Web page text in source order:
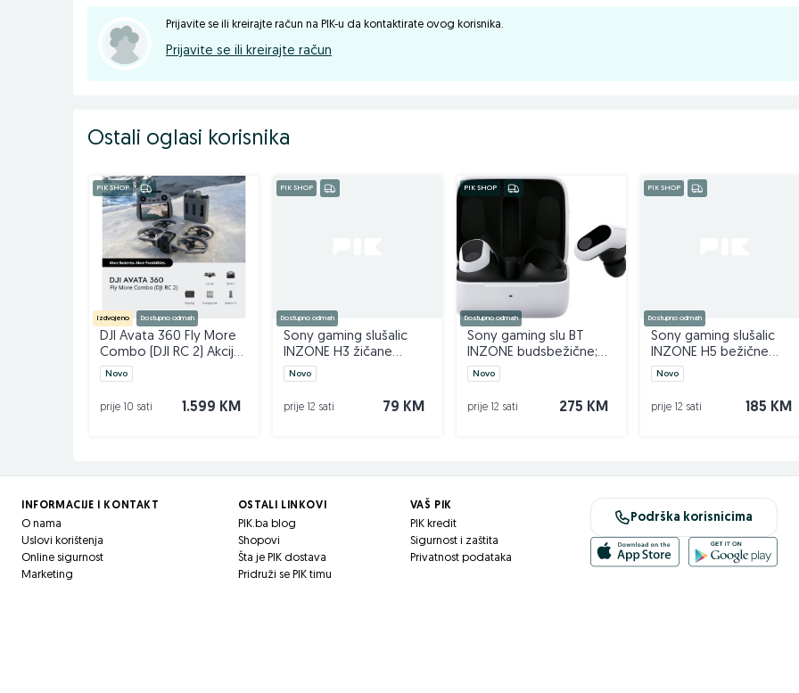
Prijavite se ili kreirajte račun na PIK-u da kontaktirate ovog korisnika.
Prijavite se ili kreirajte račun
Ostali oglasi korisnika
PIK SHOP
Izdvojeno Dostupno odmah
DJI Avata 360 Fly More
Combo (DJI RC 2) Akcija
do 14.08.
Novo
1.599 KM
prije 10 sati
PIK SHOP
Dostupno odmah
Sony gaming slušalic
INZONE H3 žičane
slušalice s mikrofon...
Novo
79 KM
prije 12 sati
PIK SHOP
Dostupno odmah
Sony gaming slu BT
INZONE budsbežične;
360 Spatial Sound;24h...
Novo
275 KM
prije 12 sati
PIK SHOP
Dostupno odmah
Sony gaming slušalic
INZONE H5 bežične
slušalice BT; mikro...
Novo
185 KM
prije 12 sati
INFORMACIJE I KONTAKT
O nama
Uslovi korištenja
Online sigurnost
Marketing
OSTALI LINKOVI
PIK.ba blog
Shopovi
Šta je PIK dostava
Pridruži se PIK timu
VAŠ PIK
PIK kredit
Sigurnost i zaštita
Privatnost podataka
Podrška korisnicima